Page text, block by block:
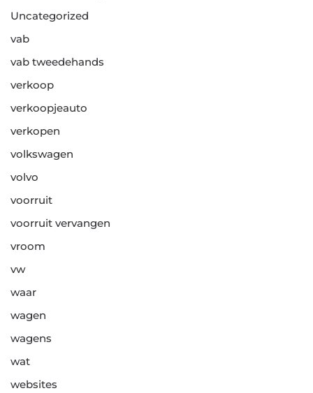
Uncategorized
vab
vab tweedehands
verkoop
verkoopjeauto
verkopen
volkswagen
volvo
voorruit
voorruit vervangen
vroom
vw
waar
wagen
wagens
wat
websites